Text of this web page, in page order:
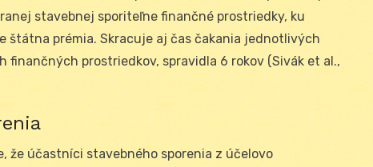
stavebnej sporiteľne finančné prostriedky, ku
štátna prémia. Skracuje aj čas čakania jednotlivých
finančných prostriedkov, spravidla 6 rokov (Sivák et al.,
že účastníci stavebného sporenia z účelovo